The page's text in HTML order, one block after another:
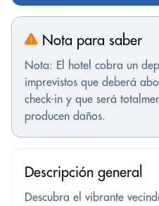
Nota para saber
Nota: El hotel cobra un
imprevistos que deberá
check-in y que será
producen daños.
Descripción general
Descubra el vibrante